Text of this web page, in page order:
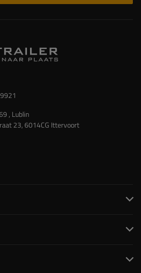
, Lublin
23, 6014CG Ittervoort